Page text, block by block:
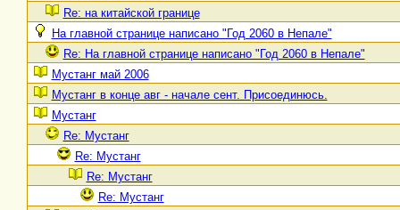
Re: на китайской границе
На главной странице написано "Год 2060 в Непале"
Re: На главной странице написано "Год 2060 в Непале"
Мустанг май 2006
Мустанг в конце авг - начале сент. Присоединюсь.
Мустанг
Re: Мустанг
Re: Мустанг
Re: Мустанг
Re: Мустанг